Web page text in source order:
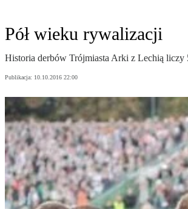
Pół wieku rywalizacji
Historia derbów Trójmiasta Arki z Lechią liczy
Publikacja: 10.10.2016 22:00